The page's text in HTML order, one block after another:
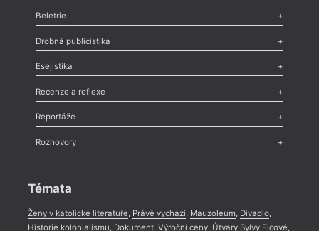
Beletrie
Poezie,Próza,Dokumenty
Drobná publicistika
Odlesk
Nekrolog,Glosa,Sloupek,Pozvánka,Literární soutěž,
Esejistika
Esej , Pádlo,Úvaha
Recenze a reflexe
Recenze
Méně slov o próze,Celá rubrika
Reportáže
Literární zítřky
Celá rubrika
Rozhovory
Témata
Ženy v katolické literatuře, Právě vychází, Mauzoleum, Divadlo,
Historie kolonialismu, Dokument, Výroční ceny, Útvary Sylvy Ficové,